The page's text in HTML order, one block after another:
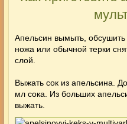
Апельсин вымыть,
ножа или обычной терки
слой.
Выжать сок из апельсина.
мл сока. Из больших
выжать.